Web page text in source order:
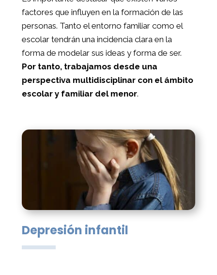
factores que influyen en la formación de las
personas. Tanto el entorno familiar como el
escolar tendrán una incidencia clara en la
forma de modelar sus ideas y forma de ser.
Por tanto, trabajamos desde una
perspectiva multidisciplinar con el ámbito
escolar y familiar del menor.
Depresión infantil